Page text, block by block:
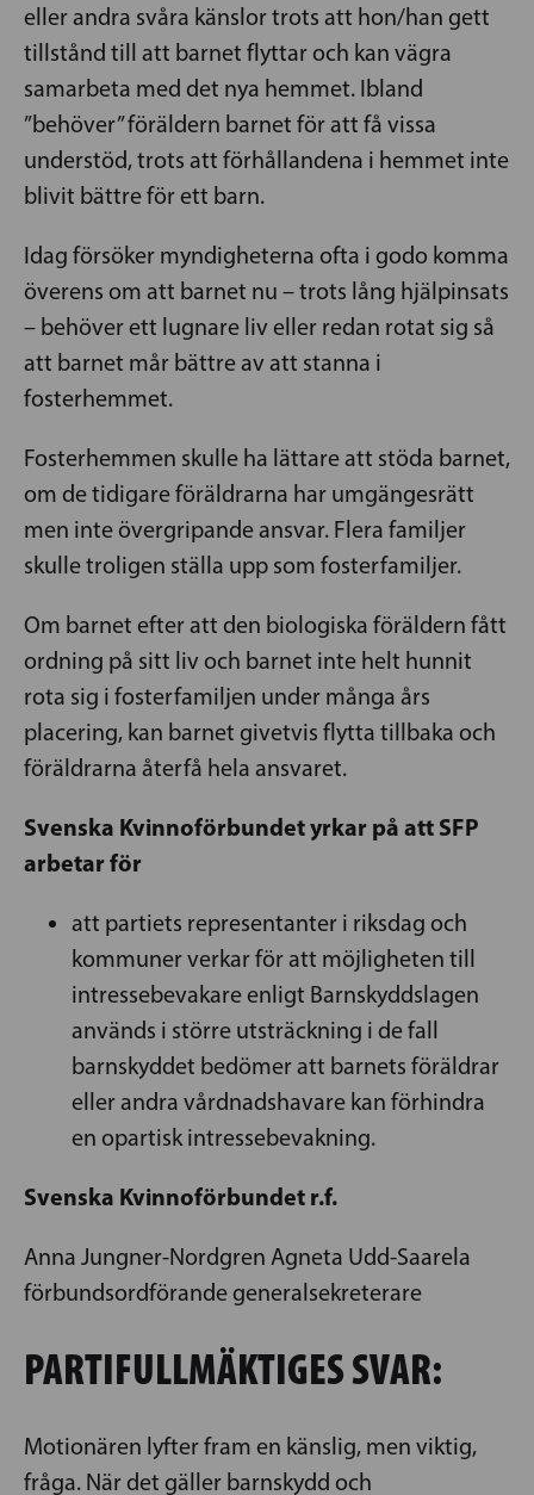
eller andra svåra känslor trots att hon/han gett
tillstånd till att barnet flyttar och kan vägra
samarbeta med det nya hemmet. Ibland
”behöver” föräldern barnet för att få vissa
understöd, trots att förhållandena i hemmet inte
blivit bättre för ett barn.
Idag försöker myndigheterna ofta i godo komma
överens om att barnet nu – trots lång hjälpinsats
– behöver ett lugnare liv eller redan rotat sig så
att barnet mår bättre av att stanna i
fosterhemmet.
Fosterhemmen skulle ha lättare att stöda barnet,
om de tidigare föräldrarna har umgängesrätt
men inte övergripande ansvar. Flera familjer
skulle troligen ställa upp som fosterfamiljer.
Om barnet efter att den biologiska föräldern fått
ordning på sitt liv och barnet inte helt hunnit
rota sig i fosterfamiljen under många års
placering, kan barnet givetvis flytta tillbaka och
föräldrarna återfå hela ansvaret.
Svenska Kvinnoförbundet yrkar på att SFP
arbetar för
att partiets representanter i riksdag och
kommuner verkar för att möjligheten till
intressebevakare enligt Barnskyddslagen
används i större utsträckning i de fall
barnskyddet bedömer att barnets föräldrar
eller andra vårdnadshavare kan förhindra
en opartisk intressebevakning.
Svenska Kvinnoförbundet r.f.
Anna Jungner-Nordgren Agneta Udd-Saarela
förbundsordförande generalsekreterare
PARTIFULLMÄKTIGES SVAR:
Motionären lyfter fram en känslig, men viktig,
fråga. När det gäller barnskydd och